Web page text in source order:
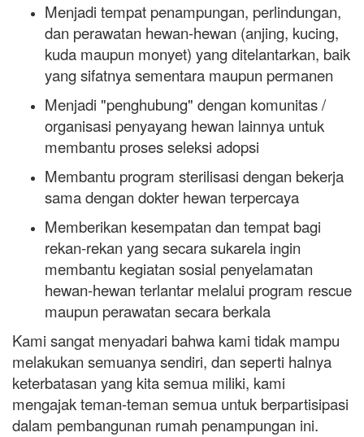
Menjadi tempat penampungan, perlindungan,
dan perawatan hewan-hewan (anjing, kucing,
kuda maupun monyet) yang ditelantarkan, baik
yang sifatnya sementara maupun permanen
Menjadi "penghubung" dengan komunitas /
organisasi penyayang hewan lainnya untuk
membantu proses seleksi adopsi
Membantu program sterilisasi dengan bekerja
sama dengan dokter hewan terpercaya
Memberikan kesempatan dan tempat bagi
rekan-rekan yang secara sukarela ingin
membantu kegiatan sosial penyelamatan
hewan-hewan terlantar melalui program rescue
maupun perawatan secara berkala
Kami sangat menyadari bahwa kami tidak mampu
melakukan semuanya sendiri, dan seperti halnya
keterbatasan yang kita semua miliki, kami
mengajak teman-teman semua untuk berpartisipasi
dalam pembangunan rumah penampungan ini.